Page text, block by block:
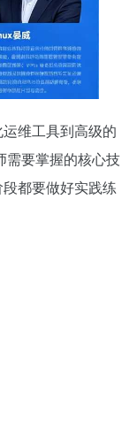
维工具到高级的
需要掌握的核心技
都要做好实践练